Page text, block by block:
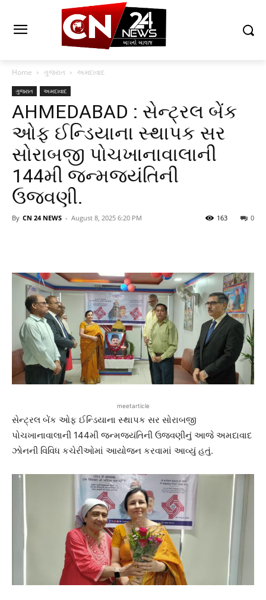
Home ગુજરાત અમદાવાદ
ગુજરાત અમદાવાદ
AHMEDABAD : સેન્ટ્રલ બેંક
ઓફ ઈન્ડિયાના સ્થાપક સર
સોરાબજી પોચખાનાવાલાની
144મી જન્મજયંતિની
ઉજવણી.
By CN 24 NEWS - August 8, 2025 6:20 PM 0
163
meetarticle
સેન્ટ્રલ બેંક ઓફ ઈન્ડિયાના સ્થાપક સર સોરાબજી
પોચખાનાવાલાની 144મી જન્મજયંતિની ઉજવણીનું આજે અમદાવાદ
ઝોનની વિવિધ કચેરીઓમાં આયોજન કરવામાં આવ્યું હતું.